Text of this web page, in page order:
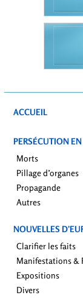
ACCUEIL
PERSÉCUTION
Morts
Pillage d’organes
Propagande
Autres
NOUVELLES
Clarifier les faits
Manifestations &
Expositions
Divers